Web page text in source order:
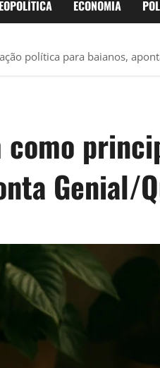
ECONOMIA
política para baianos,
Genial/